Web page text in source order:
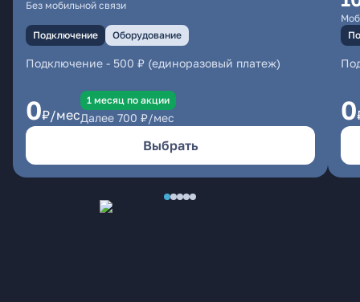
Без мобильной связи
Подключение Оборудование
Подключение - 500 ₽ (единоразовый платеж)
0₽/мес
1 месяц по акции
Далее 700 ₽/мес
Выбрать
0